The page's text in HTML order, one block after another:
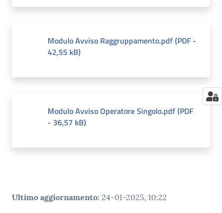
Modulo Avviso Raggruppamento.pdf(PDF -
42,55 kB)
Modulo Avviso Operatore Singolo.pdf(PDF
- 36,57 kB)
Ultimo aggiornamento: 24-01-2025, 10:22